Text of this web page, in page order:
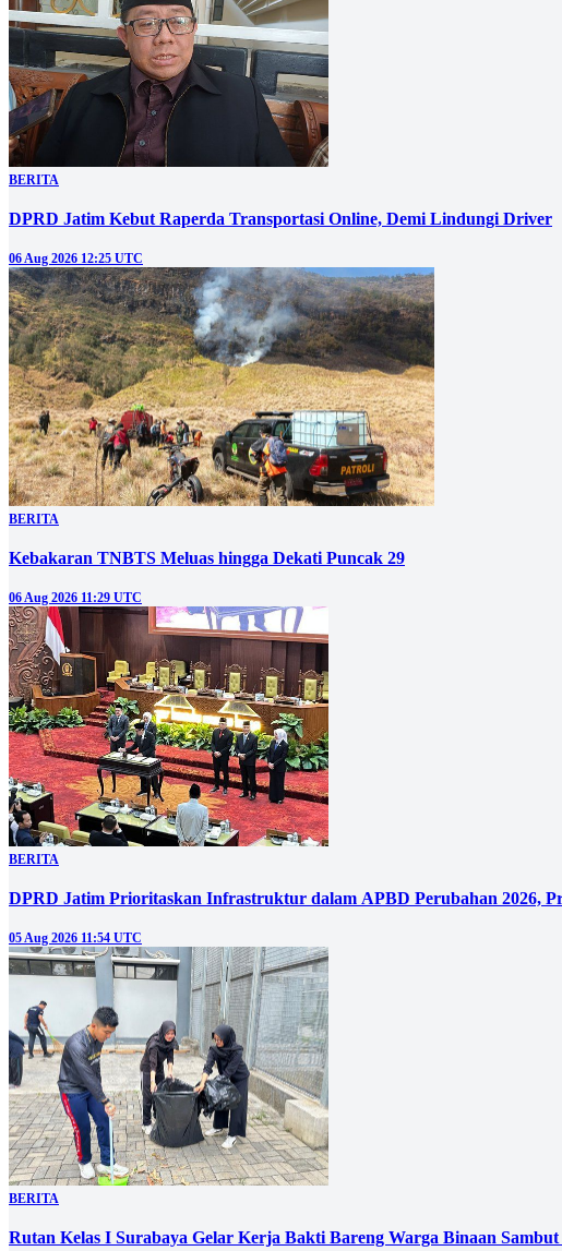
BERITA
DPRD Jatim Kebut Raperda Transportasi Online, Demi Lindungi Driver
06 Aug 2026 12:25 UTC
BERITA
Kebakaran TNBTS Meluas hingga Dekati Puncak 29
06 Aug 2026 11:29 UTC
BERITA
DPRD Jatim Prioritaskan Infrastruktur dalam APBD Perubahan 2026,
05 Aug 2026 11:54 UTC
BERITA
Rutan Kelas I Surabaya Gelar Kerja Bakti Bareng Warga Binaan